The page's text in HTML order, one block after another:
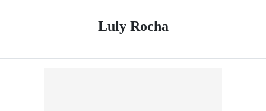
Luly Rocha- Periódico El